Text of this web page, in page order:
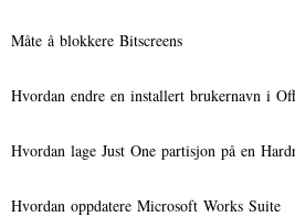
Måte å blokkere Bitscreens
Hvordan endre en installert brukernavn i
Hvordan lage Just One partisjon på en
Hvordan oppdatere Microsoft Works Suite